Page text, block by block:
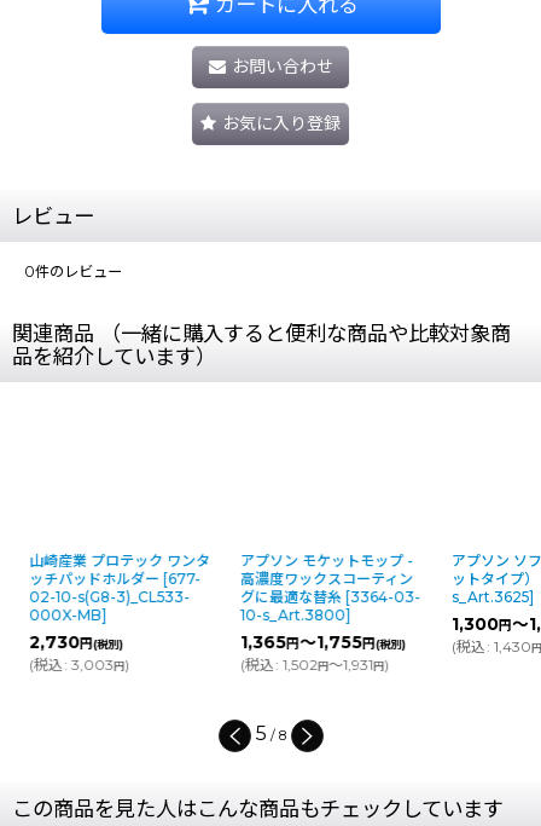
お問い合わせ
お気に入り登録
レビュー
0件のレビュー
関連商品 （一緒に購入すると便利な商品や比較対象商
品を紹介しています）
山崎産業 プロテック ワンタ
ッチパッドホルダー [677-
02-10-s(G8-3)_CL533-
000X-MB]
2,730円(税別)
税込: 3,003円)
アプソン モケットモップ -
高濃度ワックスコーティン
グに最適な替糸 [3364-03-
10-s_Art.3800]
1,365円～1,755円(税別)
税込: 1,502円～1,931円)
アプソン ソ
ットタイプ）
s_Art.3625]
1,300円～
税込: 1,430円
5 / 8
この商品を見た人はこんな商品もチェックしています